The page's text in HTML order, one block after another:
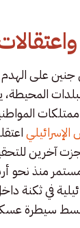
جنين على
المحيطة،
آخرين
منذ نحو
في ثكنة
سيطرة